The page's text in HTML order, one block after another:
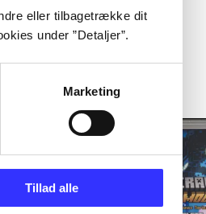
eller tilbagetrække dit
under ”Detaljer”.
Marketing
Tillad alle